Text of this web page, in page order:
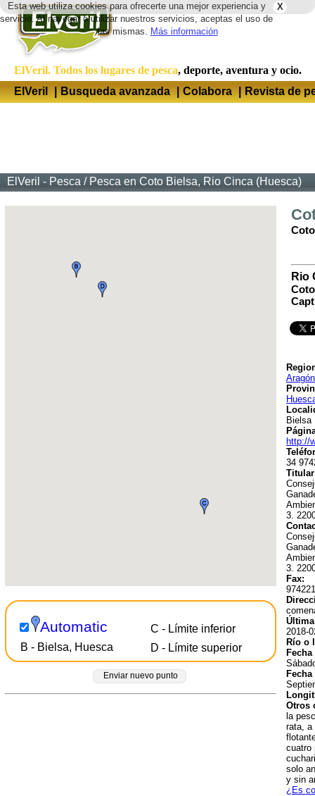
X
Esta web utiliza cookies para ofrecerte una mejor experiencia y
servicio. Al navegar o utilizar nuestros servicios, aceptas el uso de
las mismas. Más información
ElVeril. Todos los lugares de pesca, deporte, aventura y ocio.
ElVeril
| Busqueda avanzada | Colabora | Revista de
ElVeril - Pesca / Pesca en Coto Bielsa, Rio Cinca (Huesca)
Automatic
B - Bielsa, Huesca
C - Límite inferior
D - Límite superior
Enviar nuevo punto
Rio
Aragón
Bielsa
http://
34
3.
3.
Fax:
2018-
Río o
Fecha
Otros
la
rata, a
cuatro
solo
y sin
¿Es